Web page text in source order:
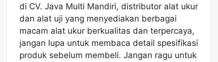
di CV. Java Multi Mandiri, distributor alat ukur
dan alat uji yang menyediakan berbagai
macam alat ukur berkualitas dan terpercaya,
jangan lupa untuk membaca detail spesifikasi
produk sebelum membeli. Jangan ragu untuk